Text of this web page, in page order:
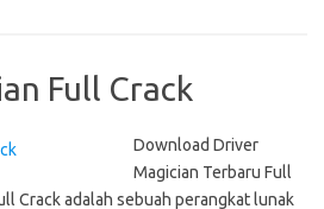
Full Crack
Download Driver
Magician Terbaru Full
Crack adalah sebuah perangkat lunak